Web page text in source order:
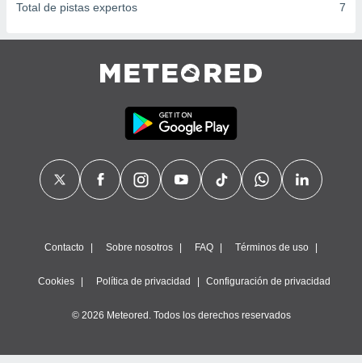
Total de pistas expertos 7
Contacto Sobre nosotros FAQ Términos de uso
Cookies Política de privacidad Configuración de privacidad
© 2026 Meteored. Todos los derechos reservados